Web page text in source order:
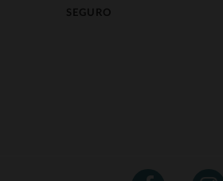
SEGURO